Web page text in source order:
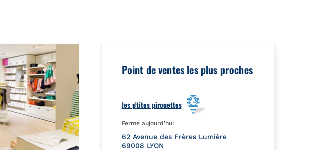
Point de ventes les plus proches
les p'tites pirouettes
Fermé aujourd'hui
62 Avenue des Frères Lumière
69008 LYON